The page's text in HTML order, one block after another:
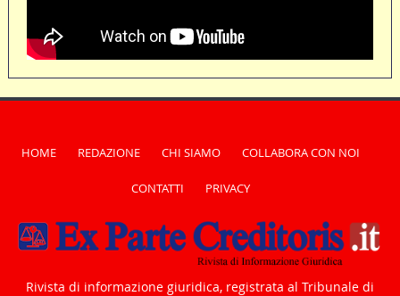
HOME REDAZIONE CHI SIAMO COLLABORA CON NOI
CONTATTI PRIVACY
Rivista di informazione giuridica, registrata al Tribunale di